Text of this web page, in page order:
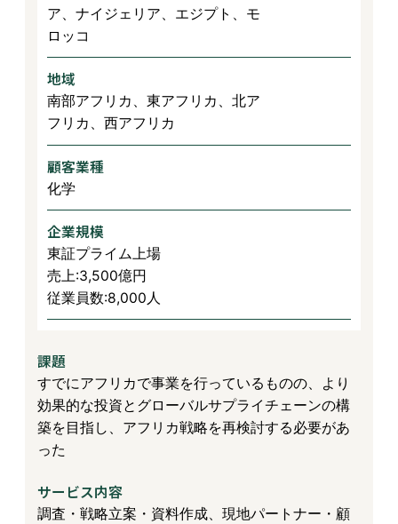
ア、ナイジェリア、エジプト、モ
ロッコ
地域
南部アフリカ、東アフリカ、北ア
フリカ、西アフリカ
顧客業種
化学
企業規模
東証プライム上場
売上:3,500億円
従業員数:8,000人
課題
すでにアフリカで事業を行っているものの、より
効果的な投資とグローバルサプライチェーンの構
築を目指し、アフリカ戦略を再検討する必要があ
った
サービス内容
調査・戦略立案・資料作成、現地パートナー・顧